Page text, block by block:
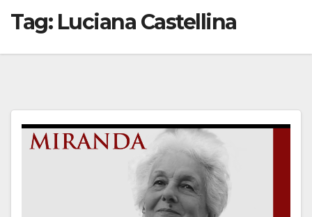
Tag: Luciana Castellina